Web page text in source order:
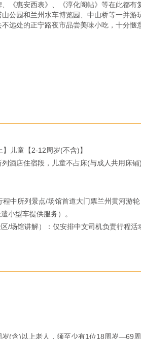
《惠安西表》、《淳化阁帖》等在此都
公园和兰州水车博览园、中山桥等一并
远处的正宁路夜市品尝美味小吃，十分惬
酒店住宿段，儿童不占床(与成人共用床
中所列景点/场馆首道大门票兰州黄河游轮
小型车提供服务）。
场馆讲解）：仅安排中文司机负责行程活
(含)以上老人，须至少有1位18周岁—69